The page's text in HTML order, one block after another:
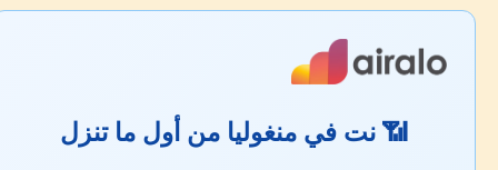
📶 نت في منغوليا من أول ما تنزل